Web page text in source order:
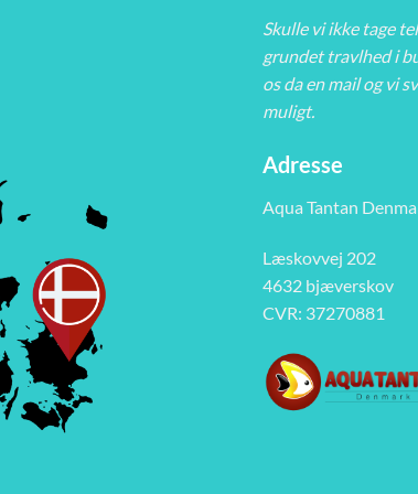
Skulle vi ikke tage
grundet travlhed i
os da en mail og vi
muligt.
Adresse
Aqua Tantan
Læskovvej 202
4632 bjæverskov
CVR: 37270881